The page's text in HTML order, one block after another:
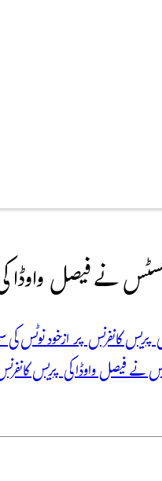
نے فیصل واوڈا
پریس کانفرنس پر ازخود
فیصل واوڈا کی پریس